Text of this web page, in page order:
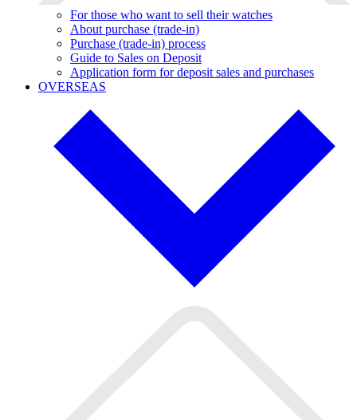
For those who want to sell their watches
About purchase (trade-in)
Purchase (trade-in) process
Guide to Sales on Deposit
Application form for deposit sales and purchases
OVERSEAS